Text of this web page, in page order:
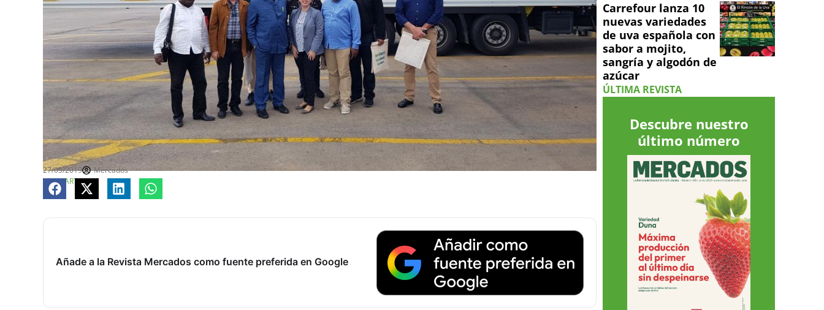
27/05/2019
Mercados
COMPARTE
Añade a la Revista Mercados como fuente preferida en Google
Carrefour lanza 10
nuevas variedades
de uva española con
sabor a mojito,
sangría y algodón de
azúcar
ÚLTIMA REVISTA
Descubre nuestro
último número